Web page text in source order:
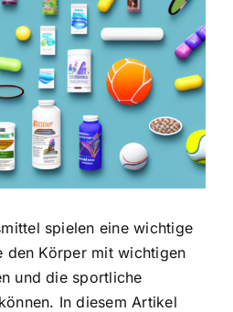
spielen eine wichtige
den Körper mit wichtigen
und die sportliche
In diesem Artikel